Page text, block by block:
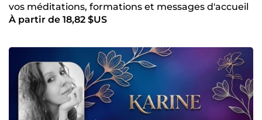
vos méditations, formations et messages d'accueil
À partir de 18,82 $US